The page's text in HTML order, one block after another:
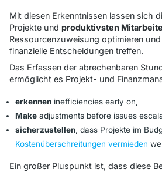
Mit diesen Erkenntnissen lassen sich
Projekte und produktivsten
Ressourcenzuweisung optimieren
finanzielle Entscheidungen treffen.
Das Erfassen der abrechenbaren
ermöglicht es Projekt- und
erkennen inefficiencies early on,
Make adjustments before issues
sicherzustellen , dass Projekte im
Kostenüberschreitungen vermieden
Ein großer Pluspunkt ist, dass diese